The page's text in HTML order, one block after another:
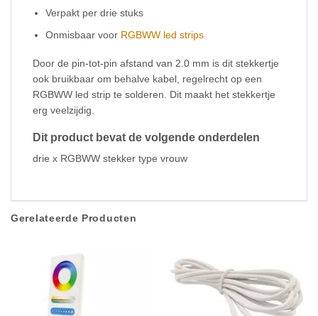
Verpakt per drie stuks
Onmisbaar voor RGBWW led strips
Door de pin-tot-pin afstand van 2.0 mm is dit stekkertje
ook bruikbaar om behalve kabel, regelrecht op een
RGBWW led strip te solderen. Dit maakt het stekkertje
erg veelzijdig.
Dit product bevat de volgende onderdelen
drie x RGBWW stekker type vrouw
Gerelateerde Producten